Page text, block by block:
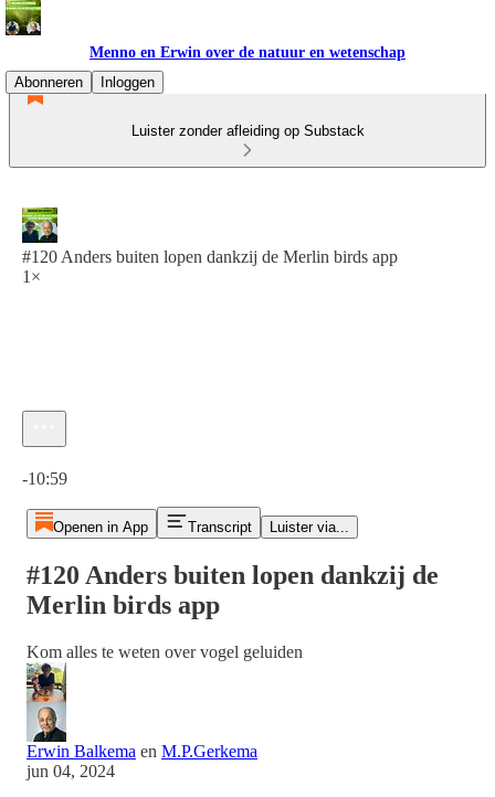
Menno en Erwin over de natuur en wetenschap
Abonneren
Inloggen
Luister zonder afleiding op Substack
#120 Anders buiten lopen dankzij de Merlin birds app
1×
-10:59
Openen in App Transcript Luister via...
#120 Anders buiten lopen dankzij de
Merlin birds app
Kom alles te weten over vogel geluiden
Erwin Balkema en M.P.Gerkema
jun 04, 2024